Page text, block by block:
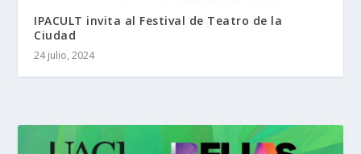
IPACULT invita al Festival de Teatro de la
Ciudad
24 julio, 2024